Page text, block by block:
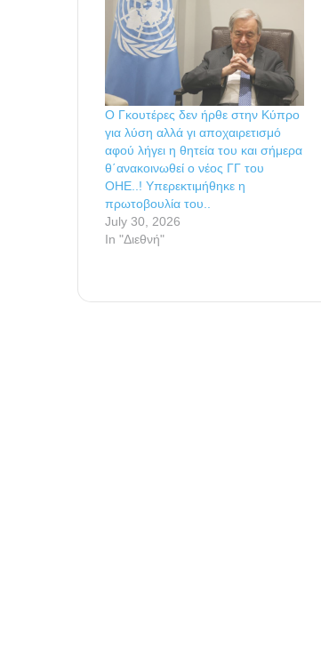
Ο Γκουτέρες δεν ήρθε στην Κύπρο
για λύση αλλά γι αποχαιρετισμό
αφού λήγει η θητεία του και σήμερα
θ΄ανακοινωθεί ο νέος ΓΓ του
ΟΗΕ..! Υπερεκτιμήθηκε η
πρωτοβουλία του..
July 30, 2026
In "Διεθνή"